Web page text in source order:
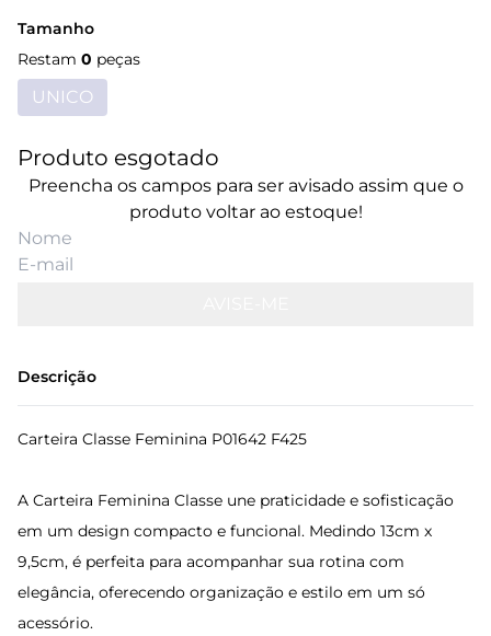
Tamanho
Restam 0 peças
UNICO
Produto esgotado
Preencha os campos para ser avisado assim que o
produto voltar ao estoque!
Descrição
Carteira Classe Feminina P01642 F425
A Carteira Feminina Classe une praticidade e sofisticação
em um design compacto e funcional. Medindo 13cm x
9,5cm, é perfeita para acompanhar sua rotina com
elegância, oferecendo organização e estilo em um só
acessório.